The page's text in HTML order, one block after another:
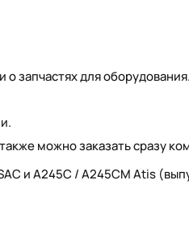
запчастях для оборудования.
можно заказать сразу
и A245C / A245CM Atis